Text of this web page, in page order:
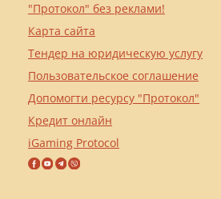
"Протокол" без реклами!
Карта сайта
Тендер на юридическую услугу
Пользовательское соглашение
Допомогти ресурсу "Протокол"
Кредит онлайн
iGaming Protocol